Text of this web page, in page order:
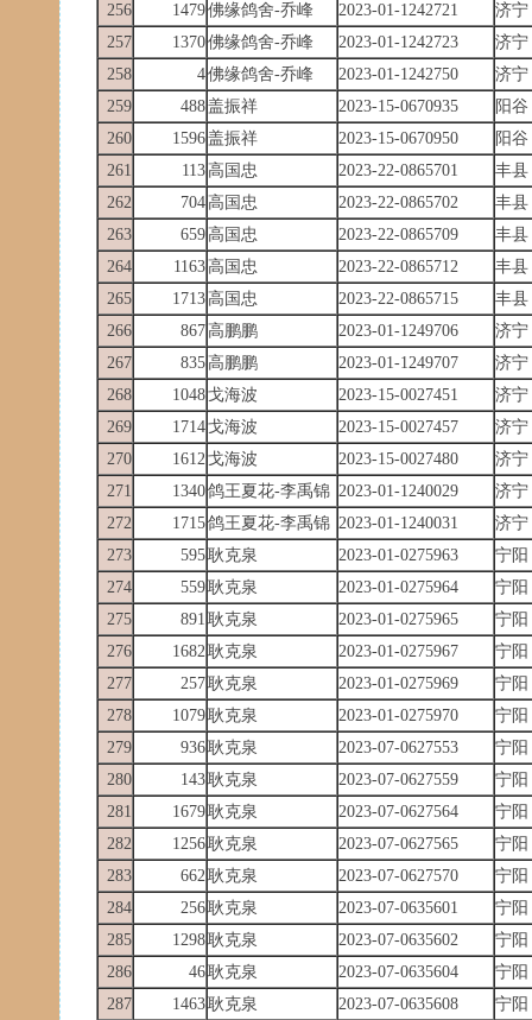
256
1479佛缘鸽舍-乔峰 2023-01-1242721
济宁
257
1370佛缘鸽舍-乔峰 2023-01-1242723
济宁
258
4佛缘鸽舍-乔峰 2023-01-1242750
济宁
259
488盖振祥 2023-15-0670935
阳谷
260
1596盖振祥 2023-15-0670950
阳谷
261
113 高国忠 2023-22-0865701
丰县
262
704 高国忠 2023-22-0865702
丰县
263
659 高国忠 2023-22-0865709
丰县
264
1163 高国忠 2023-22-0865712
丰县
265
1713 高国忠 2023-22-0865715
丰县
266
867 高鹏鹏 2023-01-1249706
济宁
267
835 高鹏鹏 2023-01-1249707
济宁
268
1048戈海波 2023-15-0027451
济宁
269
1714戈海波 2023-15-0027457
济宁
270
1612戈海波 2023-15-0027480
济宁
271
1340鸽王夏花-李禹锦 2023-01-1240029
济宁
272
1715鸽王夏花-李禹锦 2023-01-1240031
济宁
273
595耿克泉 2023-01-0275963
宁阳
274
559耿克泉 2023-01-0275964
宁阳
275
891 耿克泉 2023-01-0275965
宁阳
276
1682耿克泉 2023-01-0275967
宁阳
277
257耿克泉 2023-01-0275969
宁阳
278
1079耿克泉 2023-01-0275970
宁阳
279
936耿克泉 2023-07-0627553
宁阳
280
143耿克泉 2023-07-0627559
宁阳
281
1679耿克泉 2023-07-0627564
宁阳
282
1256耿克泉 2023-07-0627565
宁阳
283
662耿克泉 2023-07-0627570
宁阳
284
256耿克泉 2023-07-0635601
宁阳
285
1298耿克泉 2023-07-0635602
宁阳
286
46耿克泉 2023-07-0635604
宁阳
287
1463耿克泉 2023-07-0635608
宁阳